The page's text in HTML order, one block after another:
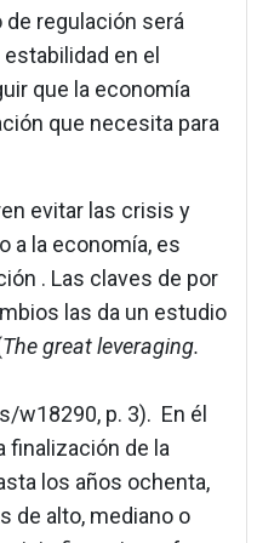
regulación será
en el
que la economía
que necesita para
evitar las crisis y
a la economía, es
. Las claves de por
las da un estudio
The great leveraging.
w18290, p. 3). En él
finalización de la
los años ochenta,
de alto, mediano o